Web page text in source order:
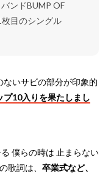
ンドBUMP OF
目のシングル
いサビの部分が印象的
プ10入りを果たしまし
僕らの時は 止まらない
歌詞は、 卒業式など、